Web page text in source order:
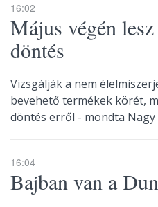
16:02
Május végén
döntés
Vizsgálják a nem
bevehető termékek körét,
döntés erről - mondta
16:04
Bajban van a